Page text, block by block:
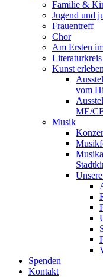
Familie &
Jugend und
Frauentreff
Chor
Am Ersten
Literaturkreis
Kunst erleben
vom
ME/
Musik
Spenden
Kontakt